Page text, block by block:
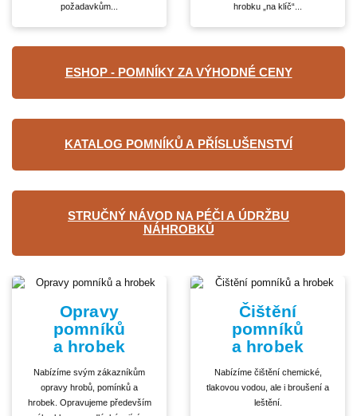
požadavkům...
hrobku „na klíč“...
ESHOP - POMNÍKY ZA VÝHODNÉ CENY
KATALOG POMNÍKŮ A PŘÍSLUŠENSTVÍ
STRUČNÝ NÁVOD NA PÉČI A ÚDRŽBU
NÁHROBKŮ
Opravy
pomníků
a hrobek
Nabízíme svým zákazníkům
opravy hrobů, pomínků a
hrobek. Opravujeme především
Čištění
pomníků
a hrobek
Nabízíme čištění chemické,
tlakovou vodou, ale i broušení a
leštění.